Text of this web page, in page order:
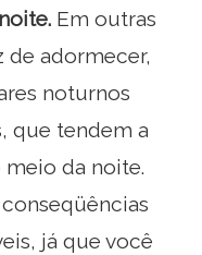
Em outras
de adormecer,
noturnos
que tendem a
da noite.
já que você